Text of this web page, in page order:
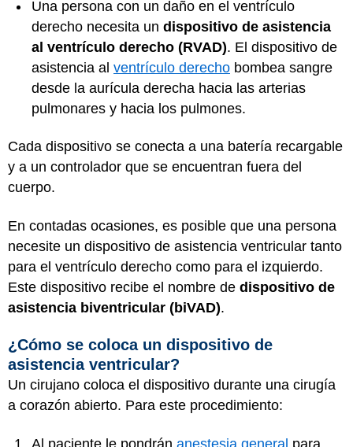
Una persona con un daño en el ventrículo
derecho necesita un dispositivo de asistencia
al ventrículo derecho (RVAD). El dispositivo de
asistencia al ventrículo derecho bombea sangre
desde la aurícula derecha hacia las arterias
pulmonares y hacia los pulmones.
Cada dispositivo se conecta a una batería recargable
y a un controlador que se encuentran fuera del
cuerpo.
En contadas ocasiones, es posible que una persona
necesite un dispositivo de asistencia ventricular tanto
para el ventrículo derecho como para el izquierdo.
Este dispositivo recibe el nombre de dispositivo de
asistencia biventricular (biVAD).
¿Cómo se coloca un dispositivo de
asistencia ventricular?
Un cirujano coloca el dispositivo durante una cirugía
a corazón abierto. Para este procedimiento:
Al paciente le pondrán anestesia general para